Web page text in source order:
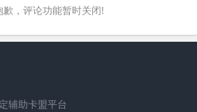
歉，评论功能暂时关闭!
辅助卡盟平台